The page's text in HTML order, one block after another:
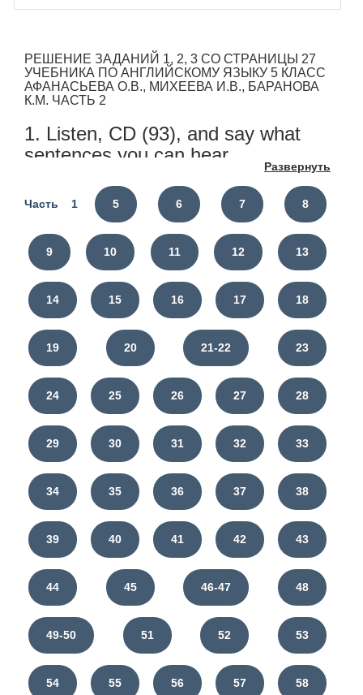
Развернуть
РЕШЕНИЕ ЗАДАНИЙ 1, 2, 3 СО СТРАНИЦЫ 27
УЧЕБНИКА ПО АНГЛИЙСКОМУ ЯЗЫКУ 5 КЛАСС
АФАНАСЬЕВА О.В., МИХЕЕВА И.В., БАРАНОВА
К.М. ЧАСТЬ 2
1. Listen, CD (93), and say what
sentences you can hear.
2. Read the words and word
combinations.
3. Complete the sentences.
Часть 1 5 6 7 8
9 10 11 12 13
14 15 16 17 18
19 20 21-22 23
24 25 26 27 28
29 30 31 32 33
34 35 36 37 38
39 40 41 42 43
44 45 46-47 48
49-50 51 52 53
54 55 56 57 58